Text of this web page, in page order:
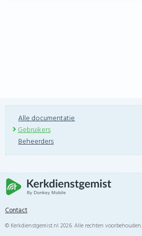
Alle documentatie
Gebruikers
Beheerders
Contact
© Kerkdienstgemist.nl 2026. Alle rechten voorbehouden.